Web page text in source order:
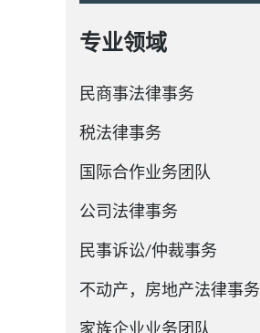
专业领域
民商事法律事务
税法律事务
国际合作业务团队
公司法律事务
民事诉讼/仲裁事务
不动产，房地产法律事务
家族企业业务团队